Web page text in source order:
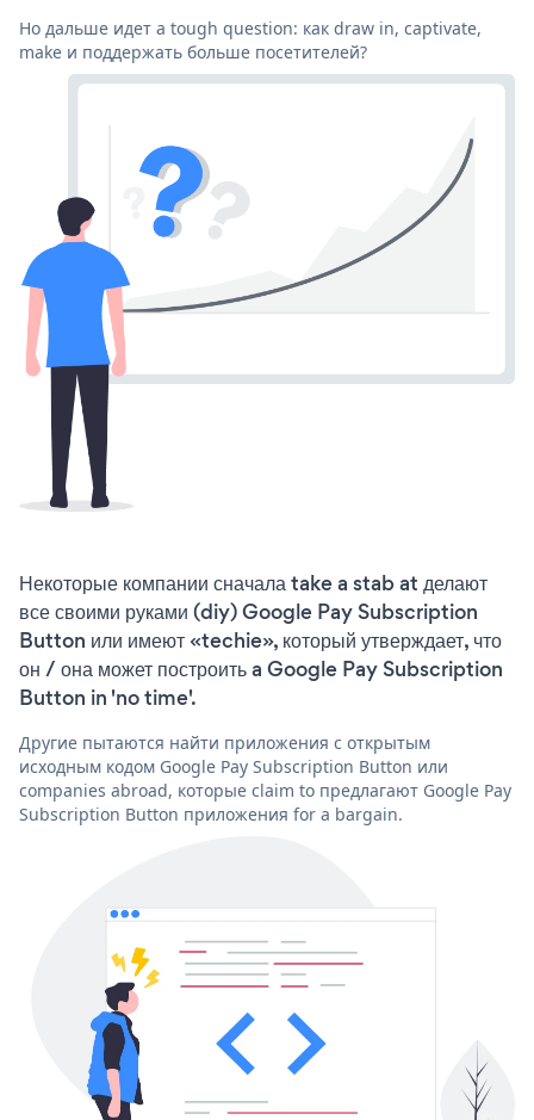
Но дальше идет a tough question: как draw in, captivate,
make и поддержать больше посетителей?
Некоторые компании сначала take a stab at делают
все своими руками (diy) Google Pay Subscription
Button или имеют «techie», который утверждает, что
он / она может построить a Google Pay Subscription
Button in 'no time'.
Другие пытаются найти приложения с открытым
исходным кодом Google Pay Subscription Button или
companies abroad, которые claim to предлагают Google Pay
Subscription Button приложения for a bargain.